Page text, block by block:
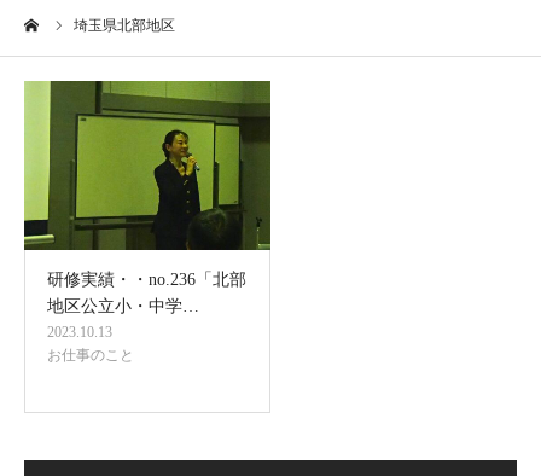
埼玉県北部地区
研修実績・・no.236「北部
地区公立小・中学…
2023.10.13
お仕事のこと